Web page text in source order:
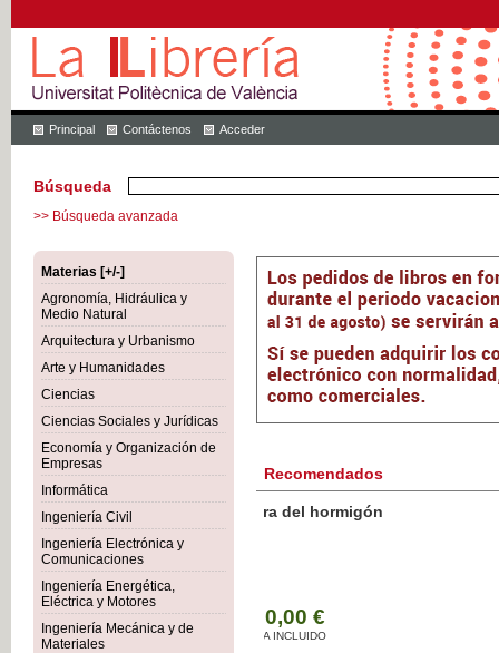
Principal Contáctenos Acceder
Búsqueda
>> Búsqueda avanzada
Materias [+/-]
Agronomía, Hidráulica y
Medio Natural
Arquitectura y Urbanismo
Arte y Humanidades
Ciencias
Ciencias Sociales y Jurídicas
Economía y Organización de
Empresas
Informática
Ingeniería Civil
Ingeniería Electrónica y
Comunicaciones
Ingeniería Energética,
Eléctrica y Motores
Ingeniería Mecánica y de
Materiales
Recomendados
Botánica Agroalimentaria